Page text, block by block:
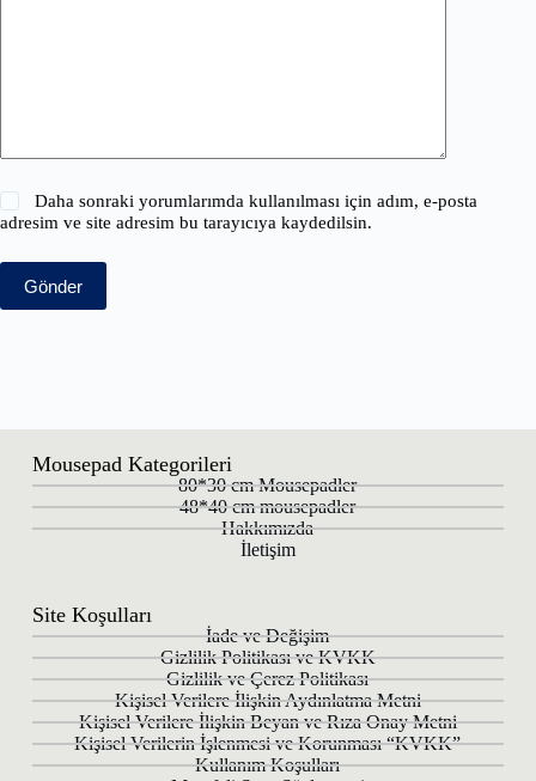
Daha sonraki yorumlarımda kullanılması için adım, e-posta
adresim ve site adresim bu tarayıcıya kaydedilsin.
Gönder
Mousepad Kategorileri
80*30 cm Mousepadler
48*40 cm mousepadler
Hakkımızda
İletişim
Site Koşulları
İade ve Değişim
Gizlilik Politikası ve KVKK
Gizlilik ve Çerez Politikası
Kişisel Verilere İlişkin Aydınlatma Metni
Kişisel Verilere İlişkin Beyan ve Rıza Onay Metni
Kişisel Verilerin İşlenmesi ve Korunması “KVKK”
Kullanım Koşulları